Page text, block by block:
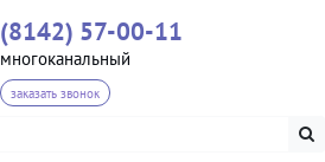
(8142) 57-00-11
многоканальный
заказать звонок